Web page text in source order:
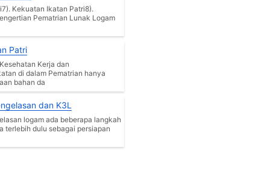
Kekuatan Ikatan Patri8).
Patri
Kerja dan
di dalam Pematrian hanya
bahan da
dan K3L
logam ada beberapa langkah
terlebih dulu sebagai persiapan